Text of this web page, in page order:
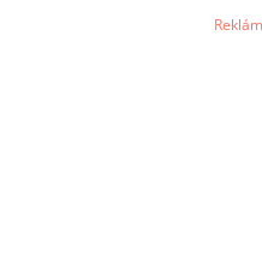
Reklám